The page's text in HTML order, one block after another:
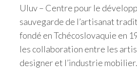
Uluv – Centre pour le
sauvegarde de l’artisanat
fondé en Tchécoslovaquie en
les collaboration entre les
designer et l’industrie